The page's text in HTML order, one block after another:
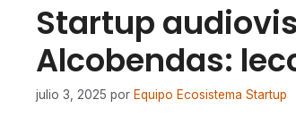
Startup
Alcobendas:
julio 3, 2025 por Equipo Ecosistema Startup